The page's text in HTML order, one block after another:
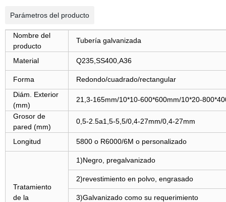
Parámetros del producto
Nombre del
producto
Tubería galvanizada
Material Q235,SS400,A36
Forma
Redondo/cuadrado/rectangular
Diám. Exterior
(mm)
21,3-165mm/10*10-600*600mm/10*20-
Grosor de
pared (mm)
0,5-2.5a1,5-5,5/0,4-27mm/0,4-27mm
Longitud 5800 o R6000/6M o personalizado
Tratamiento
de la
1)Negro, pregalvanizado
2)revestimiento en polvo, engrasado
3)Galvanizado como su requerimiento